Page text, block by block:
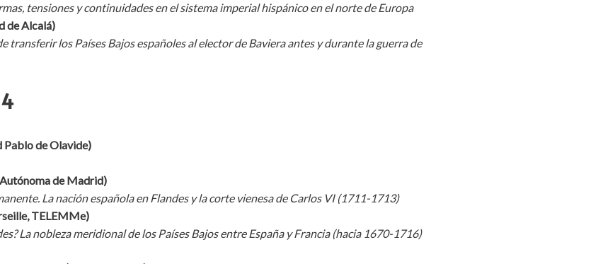
tensiones y continuidades en el sistema imperial hispánico en el norte de Europa
de Alcalá)
transferir los Países Bajos españoles al elector de Baviera antes y durante la guerra de
Pablo de Olavide)
de Madrid)
La nación española en Flandes y la corte vienesa de Carlos VI (1711-1713)
TELEMMe)
La nobleza meridional de los Países Bajos entre España y Francia (hacia 1670-1716)